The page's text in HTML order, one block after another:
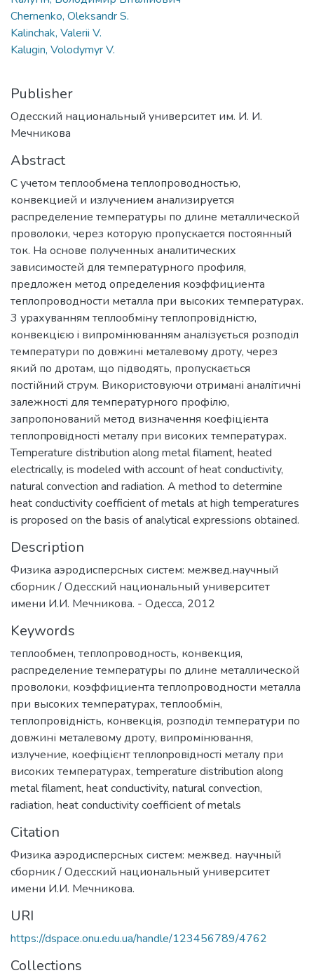
Chernenko, Oleksandr S.
Kalinchak, Valerii V.
Kalugin, Volodymyr V.
Publisher
Одесский национальный университет им. И. И.
Мечникова
Abstract
С учетом теплообмена теплопроводностью,
конвекцией и излучением анализируется
распределение температуры по длине металлической
проволоки, через которую пропускается постоянный
ток. На основе полученных аналитических
зависимостей для температурного профиля,
предложен метод определения коэффициента
теплопроводности металла при высоких температурах.
3 урахуванням теплообміну теплопровідністю,
конвекцією i випромінюванням аналізується розподіл
температури по довжині металевому дроту, через
який по дротам, що підводять, пропускається
постійний струм. Використовуючи отримані аналітичні
залежностi для температурного профілю,
запропонований метод визначення коефіцієнта
тeплoпpoвiднocтi металу при високих температурах.
Temperature distribution along metal filament, heated
electrically, is modeled with account of heat conductivity,
natural convection and radiation. A method to determine
heat conductivity coefficient of metals at high temperatures
is proposed on the basis of analytical expressions obtained.
Description
Физика аэродисперсных систем: межвед.научный
сборник / Одесский национальный университет
имени И.И. Мечникова. - Одесса, 2012
Keywords
теплообмен, теплопроводность, конвекция,
распределение температуры по длине металлической
проволоки, коэффициента теплопроводности металла
при высоких температурах, теплообмін,
теплопровідність, конвекція, розподіл температури по
довжині металевому дроту, випромінювання,
излучение, коефіцієнт тeплonpoвiднocтi металу при
високих температурах, temperature distribution along
metal filament, heat conductivity, natural convection,
radiation, heat conductivity coefficient of metals
Citation
Физика аэродисперсных систем: межвед. научный
сборник / Одесский национальный университет
имени И.И. Мечникова.
URI
https://dspace.onu.edu.ua/handle/123456789/4762
Collections